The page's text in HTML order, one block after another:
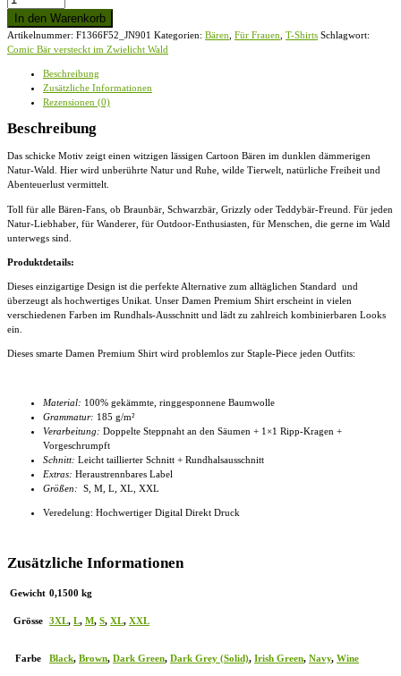
Bär
versteckt
im
Zwielicht
Menge
In den Warenkorb
Artikelnummer: F1366F52_JN901 Kategorien: Bären Für Frauen T-Shirts Schlagwort:
Comic Bär versteckt im Zwielicht Wald
Beschreibung
Zusätzliche Informationen
Rezensionen (0)
Beschreibung
Das schicke Motiv zeigt einen witzigen lässigen Cartoon Bären im dunklen dämmerigen
Natur-Wald. Hier wird unberührte Natur und Ruhe, wilde Tierwelt, natürliche Freiheit und
Abenteuerlust vermittelt.
Toll für alle Bären-Fans, ob Braunbär, Schwarzbär, Grizzly oder Teddybär-Freund. Für jeden
Natur-Liebhaber, für Wanderer, für Outdoor-Enthusiasten, für Menschen, die gerne im Wald
unterwegs sind.
Produktdetails:
Dieses einzigartige Design ist die perfekte Alternative zum alltäglichen Standard und
überzeugt als hochwertiges Unikat. Unser Damen Premium Shirt erscheint in vielen
verschiedenen Farben im Rundhals-Ausschnitt und lädt zu zahlreich kombinierbaren Looks
ein.
Dieses smarte Damen Premium Shirt wird problemlos zur Staple-Piece jeden Outfits:
Material: 100% gekämmte, ringgesponnene Baumwolle
Grammatur: 185 g/m²
Verarbeitung: Doppelte Steppnaht an den Säumen + 1×1 Ripp-Kragen +
Vorgeschrumpft
Schnitt: Leicht taillierter Schnitt + Rundhalsausschnitt
Extras: Heraustrennbares Label
Größen: S, M, L, XL, XXL
Veredelung: Hochwertiger Digital Direkt Druck
Zusätzliche Informationen
Gewicht 0,1500 kg
Grösse 3XL, L, M, S, XL, XXL
Farbe Black, Brown, Dark Green, Dark Grey (Solid), Irish Green, Navy, Wine